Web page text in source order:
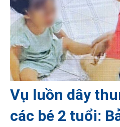
Vụ luồn dây
các bé 2 tuổi: